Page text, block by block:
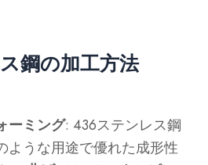
鋼の加工方法
ーミング: 436ステンレス鋼
ような用途で優れた成形性